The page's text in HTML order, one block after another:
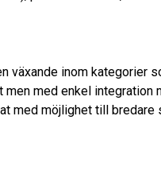
växande inom kategorier
med enkel integration
med möjlighet till bredare